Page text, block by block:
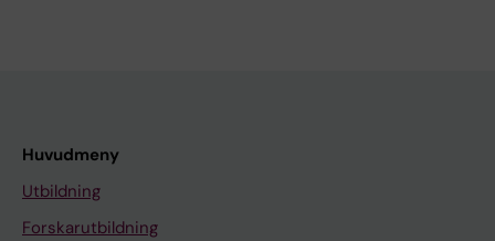
Huvudmeny
Utbildning
Forskarutbildning